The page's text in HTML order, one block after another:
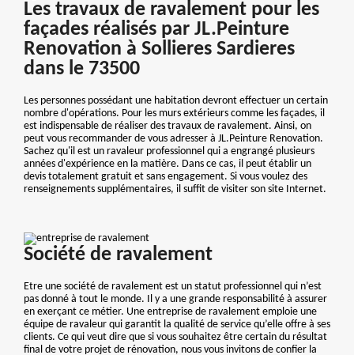
Les travaux de ravalement pour les
façades réalisés par JL.Peinture
Renovation à Sollieres Sardieres
dans le 73500
Les personnes possédant une habitation devront effectuer un certain
nombre d'opérations. Pour les murs extérieurs comme les façades, il
est indispensable de réaliser des travaux de ravalement. Ainsi, on
peut vous recommander de vous adresser à JL.Peinture Renovation.
Sachez qu'il est un ravaleur professionnel qui a engrangé plusieurs
années d'expérience en la matière. Dans ce cas, il peut établir un
devis totalement gratuit et sans engagement. Si vous voulez des
renseignements supplémentaires, il suffit de visiter son site Internet.
Société de ravalement
Etre une société de ravalement est un statut professionnel qui n’est
pas donné à tout le monde. Il y a une grande responsabilité à assurer
en exerçant ce métier. Une entreprise de ravalement emploie une
équipe de ravaleur qui garantit la qualité de service qu’elle offre à ses
clients. Ce qui veut dire que si vous souhaitez être certain du résultat
final de votre projet de rénovation, nous vous invitons de confier la